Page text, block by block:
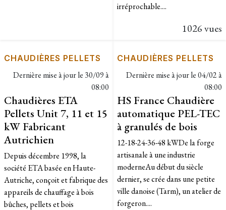
irréprochable....
1026 vues
CHAUDIÈRES PELLETS
Dernière mise à jour le 30/09 à
08:00
Chaudières ETA
Pellets Unit 7, 11 et 15
kW Fabricant
Autrichien
Depuis décembre 1998, la
société ETA basée en Haute-
Autriche, conçoit et fabrique des
appareils de chauffage à bois
bûches, pellets et bois
CHAUDIÈRES PELLETS
Dernière mise à jour le04/02 à
08:00
HS France Chaudière
automatique PEL-TEC
à granulés de bois
12-18-24-36-48 kWDe la forge
artisanale à une industrie
moderneAu début du siècle
dernier, se crée dans une petite
ville danoise (Tarm), un atelier de
forgeron....